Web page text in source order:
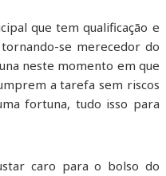
que tem qualificação e
se merecedor do
neste momento em que
a tarefa sem riscos
fortuna, tudo isso para
caro para o bolso do